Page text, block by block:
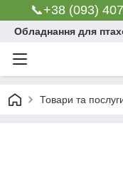
📞+38 (093)
Обладнання для
Товари та